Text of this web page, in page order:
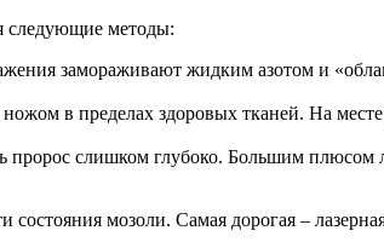
следующие методы:
замораживают жидким азотом и
в пределах здоровых тканей. На месте
слишком глубоко. Большим плюсом
состояния мозоли. Самая дорогая –